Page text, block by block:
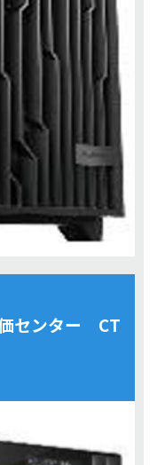
センター CT